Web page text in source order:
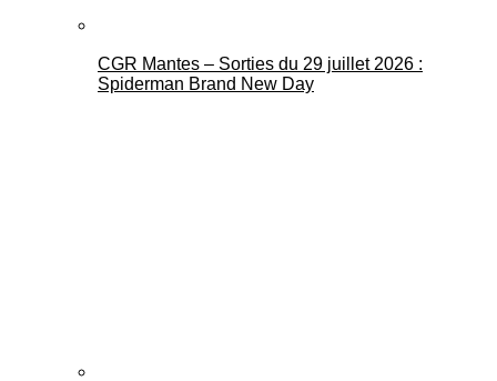
CGR Mantes – Sorties du 29 juillet 2026 :
Spiderman Brand New Day